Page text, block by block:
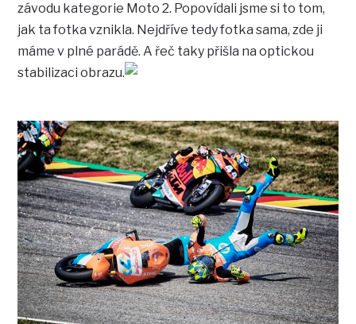
závodu kategorie Moto 2. Popovídali jsme si to tom,
jak ta fotka vznikla. Nejdříve tedy fotka sama, zde ji
máme v plné parádě. A řeč taky přišla na optickou
stabilizaci obrazu.